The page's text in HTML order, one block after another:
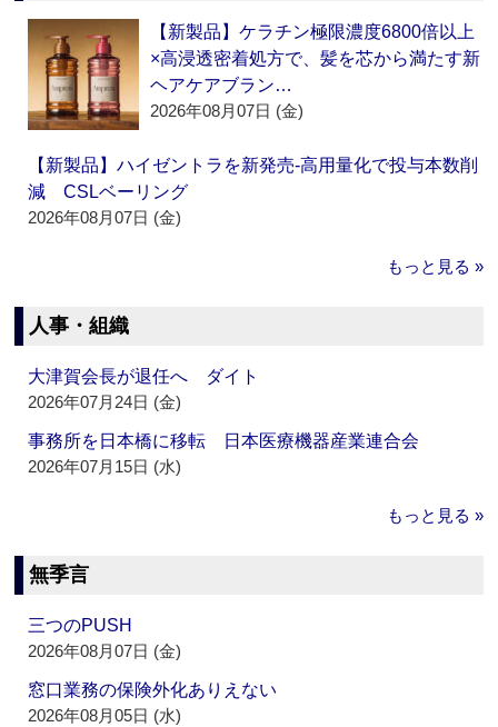
【新製品】ケラチン極限濃度6800倍以上
×高浸透密着処方で、髪を芯から満たす新
ヘアケアブラン…
2026年08月07日 (金)
【新製品】ハイゼントラを新発売‐高用量化で投与本数削
減 CSLベーリング
2026年08月07日 (金)
もっと見る »
人事・組織
大津賀会長が退任へ ダイト
2026年07月24日 (金)
事務所を日本橋に移転 日本医療機器産業連合会
2026年07月15日 (水)
もっと見る »
無季言
三つのPUSH
2026年08月07日 (金)
窓口業務の保険外化ありえない
2026年08月05日 (水)